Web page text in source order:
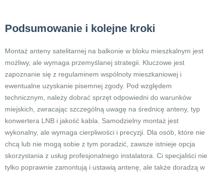
Podsumowanie i kolejne kroki
Montaż anteny satelitarnej na balkonie w bloku mieszkalnym jest
możliwy, ale wymaga przemyślanej strategii. Kluczowe jest
zapoznanie się z regulaminem wspólnoty mieszkaniowej i
ewentualne uzyskanie pisemnej zgody. Pod względem
technicznym, należy dobrać sprzęt odpowiedni do warunków
miejskich, zwracając szczególną uwagę na średnicę anteny, typ
konwertera LNB i jakość kabla. Samodzielny montaż jest
wykonalny, ale wymaga cierpliwości i precyzji. Dla osób, które nie
chcą lub nie mogą sobie z tym poradzić, zawsze istnieje opcja
skorzystania z usług profesjonalnego instalatora. Ci specjaliści nie
tylko poprawnie zamontują i ustawią antenę, ale także doradzą w